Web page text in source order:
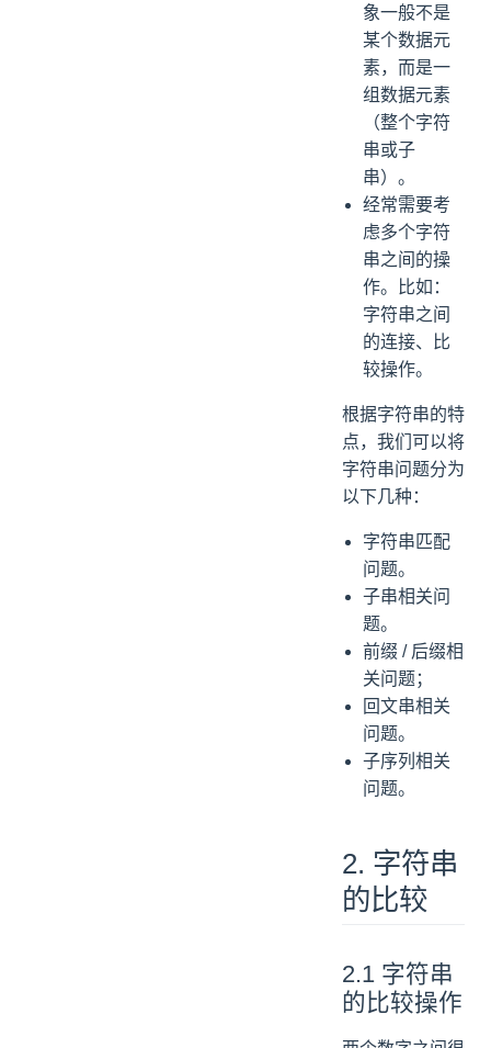
象一般不是
某个数据元
素，而是一
组数据元素
（整个字符
串或子
串）。
经常需要考
虑多个字符
串之间的操
作。比如：
字符串之间
的连接、比
较操作。
根据字符串的特
点，我们可以将
字符串问题分为
以下几种：
字符串匹配
问题。
子串相关问
题。
前缀 / 后缀相
关问题；
回文串相关
问题。
子序列相关
问题。
2. 字符串
的比较
2.1 字符串
的比较操作